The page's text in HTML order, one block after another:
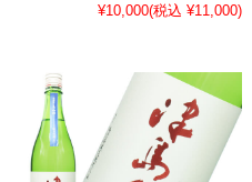
¥10,000(税込 ¥11,000)